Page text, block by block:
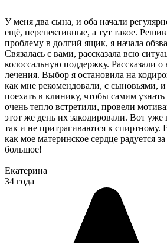
У меня два сына, и оба начали
ещё, перспективные, а тут такое.
проблему в долгий ящик, я начала
Связалась с вами, рассказала всю
колоссальную поддержку. Рассказали
лечения. Выбор я остановила на
как мне рекомендовали, с сыновьями, и
поехать в клинику, чтобы самим
очень тепло встретили, провели
этот же день их закодировали. Вот
так и не притрагиваются к спиртному.
как мое материнское сердце радуется
большое!
Екатерина
34 года